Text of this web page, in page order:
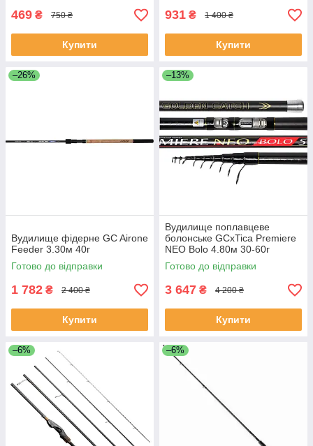
469 ₴ 750 ₴
Купити
931 ₴ 1 400 ₴
Купити
–26%
Вудилище фідерне GC Airone
Feeder 3.30м 40г
Готово до відправки
1 782 ₴ 2 400 ₴
Купити
–13%
Вудилище поплавцеве
болонське GCxTica Premiere
NEO Bolo 4.80м 30-60г
Готово до відправки
3 647 ₴ 4 200 ₴
Купити
–6% –6%